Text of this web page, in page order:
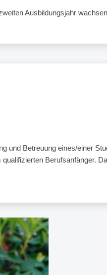
Ausbildungsjahr
und Betreuung eines/einer
Berufsanfänger.